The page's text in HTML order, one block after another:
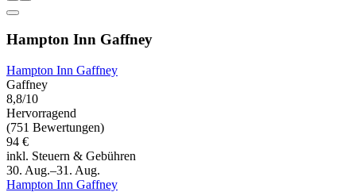
Hampton Inn Gaffney
Hampton Inn Gaffney
Gaffney
8,8/10
Hervorragend
(751 Bewertungen)
94 €
inkl. Steuern & Gebühren
30. Aug.–31. Aug.
Hampton Inn Gaffney